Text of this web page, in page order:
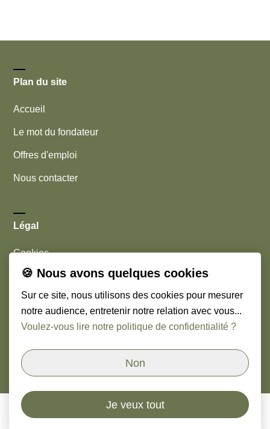
Plan du site
Accueil
Le mot du fondateur
Offres d'emploi
Nous contacter
Légal
Cookies
Mentions légales
Nous suivre
Linkedin
© Copyright
Orso & Paoli - Cabinet de chasseurs
🍪 Nous avons quelques cookies
Sur ce site, nous utilisons des cookies pour mesurer
notre audience, entretenir notre relation avec vous...
Voulez-vous lire notre politique de confidentialité ?
Non
Je veux tout